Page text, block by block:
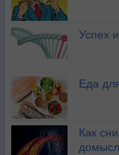
Успех
Еда
Как